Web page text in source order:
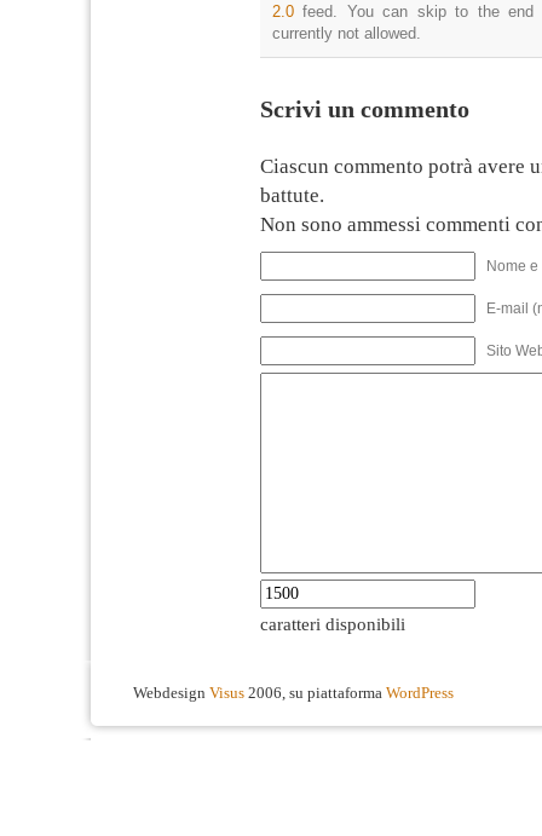
2.0 feed. You can skip to the end
currently not allowed.
Scrivi un commento
Ciascun commento potrà avere
battute.
Non sono ammessi commenti
Nome
E-mail
Sito
caratteri disponibili
Webdesign Visus 2006, su piattaforma WordPress